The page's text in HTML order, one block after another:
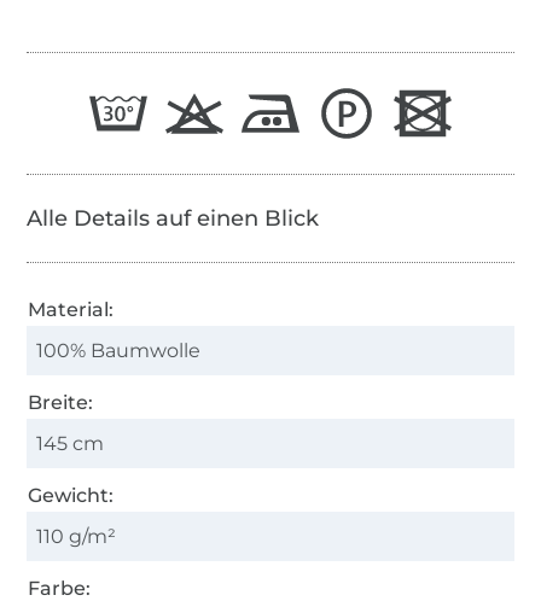
Alle Details auf einen Blick
Material:
100% Baumwolle
Breite:
145 cm
Gewicht:
110 g/m²
Farbe: